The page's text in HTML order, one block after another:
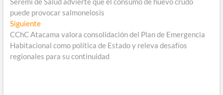
de
entradas
puede provocar salmonelosis
SiguienteEntrada
siguiente:
CChC Atacama valora consolidación del Plan de Emergencia
Habitacional como política de Estado y releva desafíos
regionales para su continuidad